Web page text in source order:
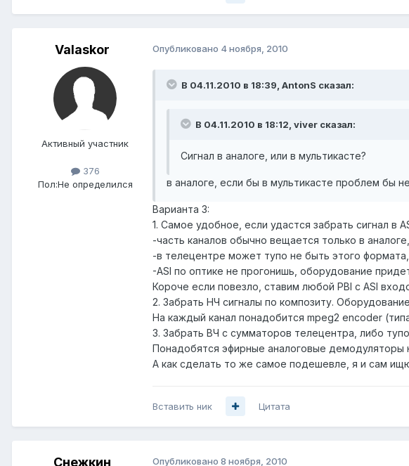
Valaskor
Активный участник
376
Пол:Не определился
Опубликовано 4 ноября, 2010
В 04.11.2010 в 18:39, AntonS сказал:
В 04.11.2010 в 18:12, viver сказал:
Сигнал в аналоге, или в мультикасте?
в аналоге, если бы в мультикасте проблем бы
Варианта 3:
1. Самое удобное, если удастся забрать сигнал в
-часть каналов обычно вещается только в
-в телецентре может тупо не быть этого
-ASI по оптике не прогонишь, оборудование
Короче если повезло, ставим любой PBI c ASI
2. Забрать НЧ сигналы по композиту.
На каждый канал понадобится mpeg2 encoder
3. Забрать ВЧ с сумматоров телецентра, либо
Понадобятся эфирные аналоговые
А как сделать то же самое подешевле, я и сам
Вставить ник Цитата
Снежкин Опубликовано 8 ноября, 2010